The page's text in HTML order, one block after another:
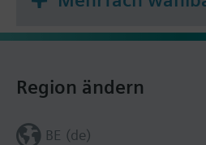
Region ändern
BE (de)